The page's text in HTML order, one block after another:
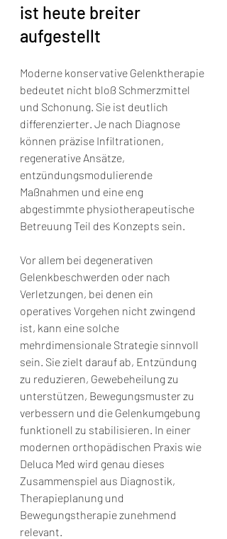
ist heute breiter
aufgestellt
Moderne konservative Gelenktherapie
bedeutet nicht bloß Schmerzmittel
und Schonung. Sie ist deutlich
differenzierter. Je nach Diagnose
können präzise Infiltrationen,
regenerative Ansätze,
entzündungsmodulierende
Maßnahmen und eine eng
abgestimmte physiotherapeutische
Betreuung Teil des Konzepts sein.
Vor allem bei degenerativen
Gelenkbeschwerden oder nach
Verletzungen, bei denen ein
operatives Vorgehen nicht zwingend
ist, kann eine solche
mehrdimensionale Strategie sinnvoll
sein. Sie zielt darauf ab, Entzündung
zu reduzieren, Gewebeheilung zu
unterstützen, Bewegungsmuster zu
verbessern und die Gelenkumgebung
funktionell zu stabilisieren. In einer
modernen orthopädischen Praxis wie
Deluca Med wird genau dieses
Zusammenspiel aus Diagnostik,
Therapieplanung und
Bewegungstherapie zunehmend
relevant.